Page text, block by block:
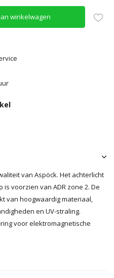
winkelwagen
van Aspöck. Het achterlicht
voorzien van ADR zone 2. De
van hoogwaardig materiaal,
en UV-straling.
voor elektromagnetische